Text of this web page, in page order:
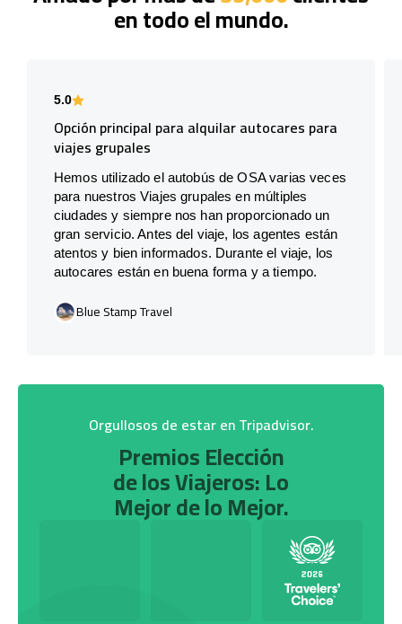
en todo el mundo.
5.0
Opción principal para alquilar autocares para
viajes grupales
Hemos utilizado el autobús de OSA varias veces
para nuestros Viajes grupales en múltiples
ciudades y siempre nos han proporcionado un
gran servicio. Antes del viaje, los agentes están
atentos y bien informados. Durante el viaje, los
autocares están en buena forma y a tiempo.
Blue Stamp Travel
Orgullosos de estar en Tripadvisor.
Premios Elección
de los Viajeros: Lo
Mejor de lo Mejor.